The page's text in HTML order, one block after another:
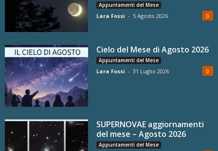
Appuntamenti del Mese
Lara Fossi - 5 Agosto 2026 0
Cielo del Mese di Agosto 2026
Appuntamenti del Mese
Lara Fossi - 31 Luglio 2026 0
SUPERNOVAE aggiornamenti
del mese – Agosto 2026
Appuntamenti del Mese